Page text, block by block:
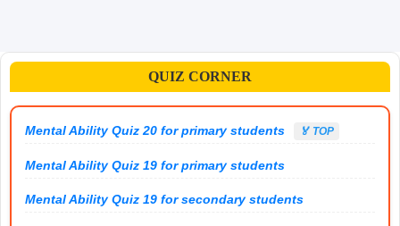
QUIZ CORNER
Mental Ability Quiz 20 for primary students 🏅 TOP
Mental Ability Quiz 19 for primary students
Mental Ability Quiz 19 for secondary students